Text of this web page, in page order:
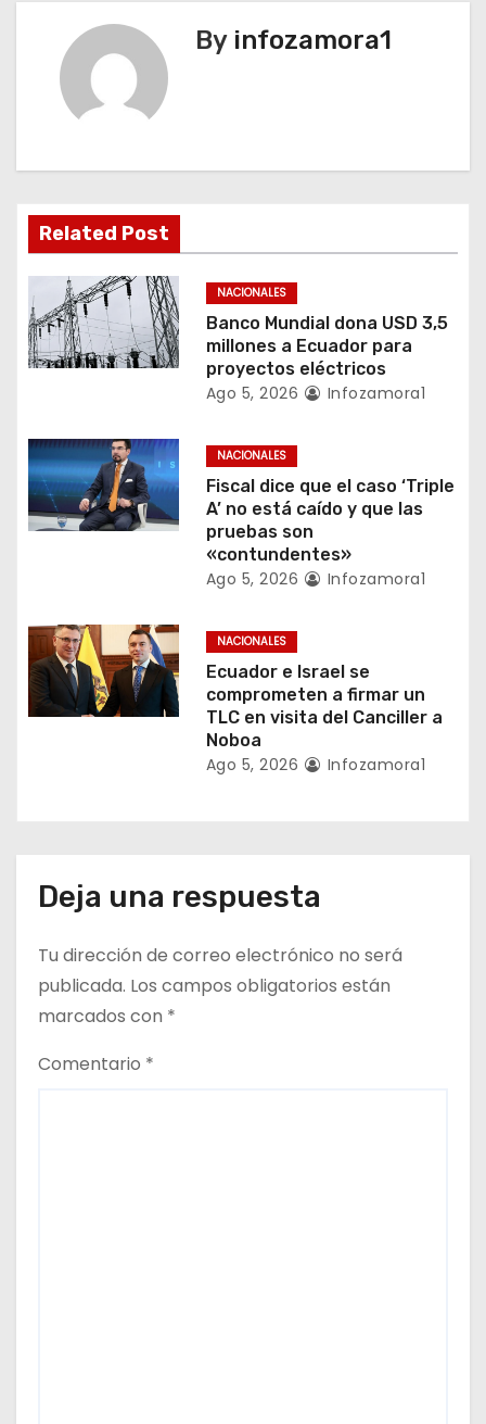
i
ó
n
d
e
n
t
r
d
a
s
By infozamora1
Related Post
NACIONALES
Banco Mundial dona USD 3,5
millones a Ecuador para
proyectos eléctricos
Ago 5, 2026 Infozamora1
NACIONALES
Fiscal dice que el caso ‘Triple
A’ no está caído y que las
pruebas son
«contundentes»
Ago 5, 2026 Infozamora1
NACIONALES
Ecuador e Israel se
comprometen a firmar un
TLC en visita del Canciller a
Noboa
Ago 5, 2026 Infozamora1
Deja una respuesta
Tu dirección de correo electrónico no será
publicada. Los campos obligatorios están
marcados con *
Comentario *